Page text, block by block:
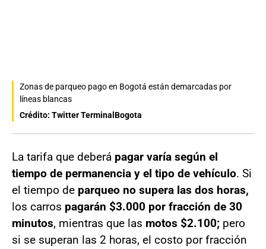
Zonas de parqueo pago en Bogotá están demarcadas por
líneas blancas
Crédito: Twitter TerminalBogota
La tarifa que deberá pagar varía según el
tiempo de permanencia y el tipo de vehículo. Si
el tiempo de parqueo no supera las dos horas,
los carros pagarán $3.000 por fracción de 30
minutos, mientras que las motos $2.100; pero
si se superan las 2 horas, el costo por fracción